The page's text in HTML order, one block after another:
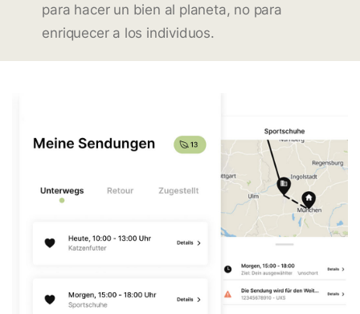
para hacer un bien al planeta, no para
enriquecer a los individuos.